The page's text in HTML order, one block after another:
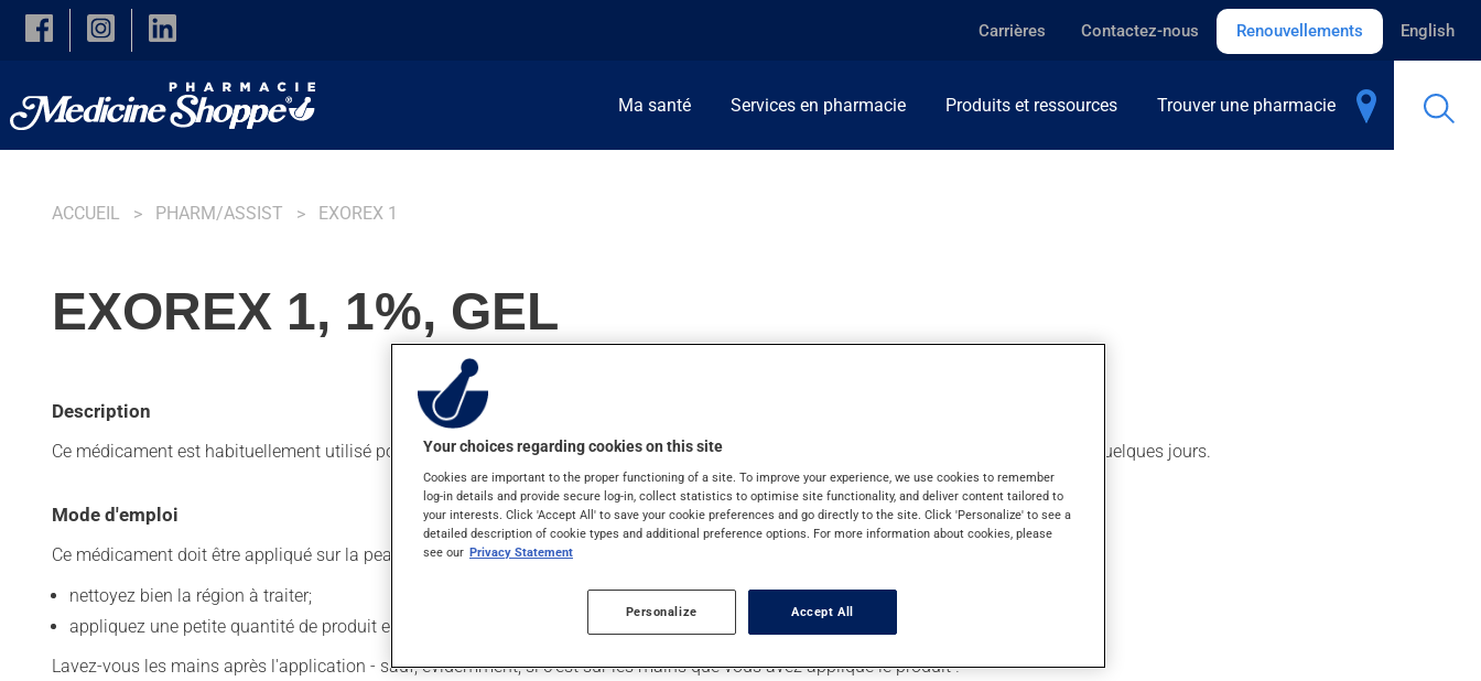
Skip to main content
Carrières Contactez-nous Renouvellements English
Ma santé Services en pharmacie Produits et ressources Trouver une pharmacie
ACCUEIL PHARM/ASSIST EXOREX 1
EXOREX 1, 1%, GEL
Description
Ce médicament est habituellement utilisé pour le psoriasis. On l'emploie aussi pour d'autres indications. Il produit son plein effet après quelques jours.
Mode d'emploi
Ce médicament doit être appliqué sur la peau. Pour l'utiliser :
nettoyez bien la région à traiter;
appliquez une petite quantité de produit et limitez l'application à la région affectée.
Lavez-vous les mains après l'application - sauf, évidemment, si c'est sur les mains que vous avez appliqué le produit !
Your choices regarding cookies on this site
Cookies are important to the proper functioning of a site. To improve your experience, we use cookies to remember
log-in details and provide secure log-in, collect statistics to optimise site functionality, and deliver content tailored to
your interests. Click 'Accept All' to save your cookie preferences and go directly to the site. Click 'Personalize' to see a
detailed description of cookie types and additional preference options. For more information about cookies, please
see our Privacy Statement
Personalize Accept All